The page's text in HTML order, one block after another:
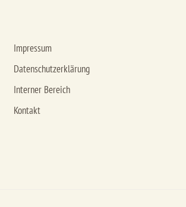
Impressum
Datenschutzerklärung
Interner Bereich
Kontakt